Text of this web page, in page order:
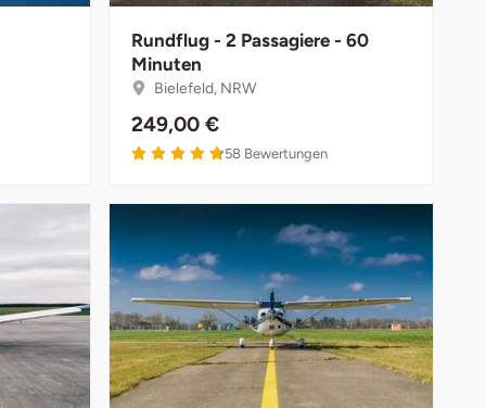
Rundflug - 2 Passagiere - 60
Minuten
Bielefeld, NRW
249,00 €
58 Bewertungen